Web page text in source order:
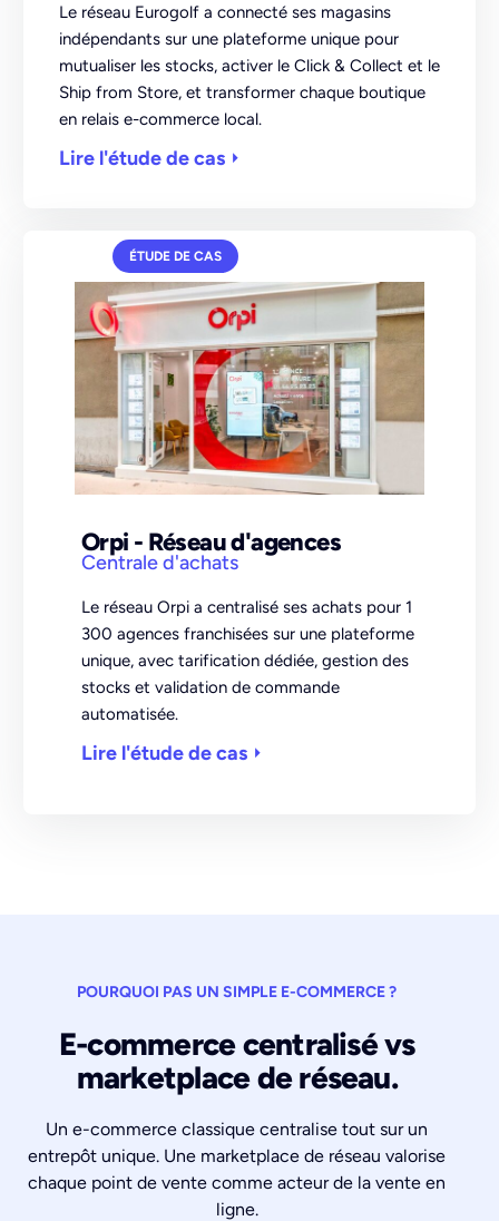
Le réseau Eurogolf a connecté ses magasins
indépendants sur une plateforme unique pour
mutualiser les stocks, activer le Click & Collect et le
Ship from Store, et transformer chaque boutique
en relais e-commerce local.
Lire l'étude de cas
Orpi - Réseau d'agences
Centrale d'achats
Le réseau Orpi a centralisé ses achats pour 1
300 agences franchisées sur une plateforme
unique, avec tarification dédiée, gestion des
stocks et validation de commande
automatisée.
Lire l'étude de cas
ÉTUDE DE CAS
POURQUOI PAS UN SIMPLE E-COMMERCE ?
E-commerce centralisé vs
marketplace de réseau.
Un e-commerce classique centralise tout sur un
entrepôt unique. Une marketplace de réseau valorise
chaque point de vente comme acteur de la vente en
ligne.